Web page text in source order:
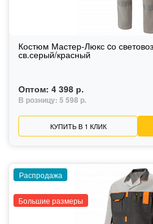
Костюм Мастер-Люкс cо
св.серый/красный
Оптом: 4 398 р.
В розницу: 5 598 р.
КУПИТЬ В 1 КЛИК
Распродажа
Большие размеры